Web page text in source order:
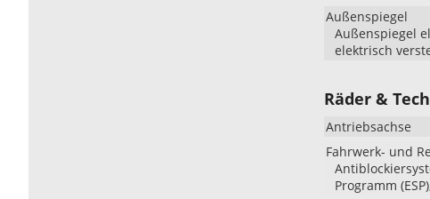
Außenspiegel
Außenspiegel
elektrisch
Räder &
Antriebsachse
Fahrwerk- und
Programm